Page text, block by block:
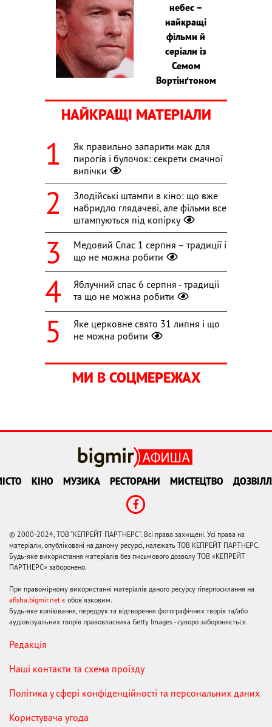
небес –
найкращі
фільми й
серіали із
Семом
Вортінґтоном
НАЙКРАЩІ МАТЕРІАЛИ
Як правильно запарити мак для
пирогів і булочок: секрети смачної
випічки
Злодійські штампи в кіно: що вже
набридло глядачеві, але фільми все
штампуються під копірку
Медовий Спас 1 серпня – традиції і
що не можна робити
Яблучний спас 6 серпня - традиції
та що не можна робити
Яке церковне свято 31 липня і що
не можна робити
МИ В СОЦМЕРЕЖАХ
КІНО МУЗИКА РЕСТОРАНИ МИСТЕЦТВО
© 2000-2024, ТОВ "КЕПРЕЙТ ПАРТНЕРС". Всі права захищені. Усі права на
матеріали, опубліковані на даному ресурсі, належать ТОВ КЕПРЕЙТ ПАРТНЕРС.
Будь-яке використання матеріалів без письмового дозволу ТОВ «КЕПРЕЙТ
ПАРТНЕРС» заборонено.
При правомірному використанні матеріалів даного ресурсу гіперпосилання на
afisha.bigmir.net є обов'язковим.
Будь-яке копіювання, передрук та відтворення фотографічних творів та/або
аудіовізуальних творів правовласника Getty Images - суворо забороняється.
Редакція
Наші контакти та схема проїзду
Політика у сфері конфіденційності та персональних даних
Користувача угода